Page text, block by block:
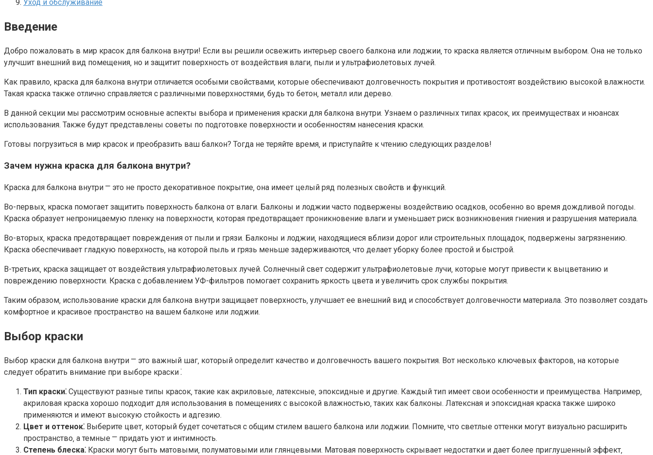
Уход и обслуживание
Введение
Добро пожаловать в мир красок для балкона внутри!​ Если вы решили освежить интерьер своего балкона или лоджии‚ то краска является отличным выбором.​ Она не только
улучшит внешний вид помещения‚ но и защитит поверхность от воздействия влаги‚ пыли и ультрафиолетовых лучей.​
Как правило‚ краска для балкона внутри отличается особыми свойствами‚ которые обеспечивают долговечность покрытия и противостоят воздействию высокой влажности.​
Такая краска также отлично справляется с различными поверхностями‚ будь то бетон‚ металл или дерево.​
В данной секции мы рассмотрим основные аспекты выбора и применения краски для балкона внутри.​ Узнаем о различных типах красок‚ их преимуществах и нюансах
использования. Также будут представлены советы по подготовке поверхности и особенностям нанесения краски.​
Готовы погрузиться в мир красок и преобразить ваш балкон?​ Тогда не теряйте время‚ и приступайте к чтению следующих разделов!​
Зачем нужна краска для балкона внутри?
Краска для балкона внутри ⎻ это не просто декоративное покрытие‚ она имеет целый ряд полезных свойств и функций.
Во-первых‚ краска помогает защитить поверхность балкона от влаги.​ Балконы и лоджии часто подвержены воздействию осадков‚ особенно во время дождливой погоды.​
Краска образует непроницаемую пленку на поверхности‚ которая предотвращает проникновение влаги и уменьшает риск возникновения гниения и разрушения материала.
Во-вторых‚ краска предотвращает повреждения от пыли и грязи.​ Балконы и лоджии‚ находящиеся вблизи дорог или строительных площадок‚ подвержены загрязнению.​
Краска обеспечивает гладкую поверхность‚ на которой пыль и грязь меньше задерживаются‚ что делает уборку более простой и быстрой.​
В-третьих‚ краска защищает от воздействия ультрафиолетовых лучей.​ Солнечный свет содержит ультрафиолетовые лучи‚ которые могут привести к выцветанию и
повреждению поверхности. Краска с добавлением УФ-фильтров помогает сохранить яркость цвета и увеличить срок службы покрытия.
Таким образом‚ использование краски для балкона внутри защищает поверхность‚ улучшает ее внешний вид и способствует долговечности материала.​ Это позволяет создать
комфортное и красивое пространство на вашем балконе или лоджии.​
Выбор краски
Выбор краски для балкона внутри ⎻ это важный шаг‚ который определит качество и долговечность вашего покрытия.​ Вот несколько ключевых факторов‚ на которые
следует обратить внимание при выборе краски⁚
Тип краски⁚ Существуют разные типы красок‚ такие как акриловые‚ латексные‚ эпоксидные и другие.​ Каждый тип имеет свои особенности и преимущества.​ Например‚
акриловая краска хорошо подходит для использования в помещениях с высокой влажностью‚ таких как балконы.​ Латексная и эпоксидная краска также широко
применяются и имеют высокую стойкость и адгезию.​
Цвет и оттенок⁚ Выберите цвет‚ который будет сочетаться с общим стилем вашего балкона или лоджии.​ Помните‚ что светлые оттенки могут визуально расширить
пространство‚ а темные ⎻ придать уют и интимность.​
Степень блеска⁚ Краски могут быть матовыми‚ полуматовыми или глянцевыми. Матовая поверхность скрывает недостатки и дает более приглушенный эффект‚